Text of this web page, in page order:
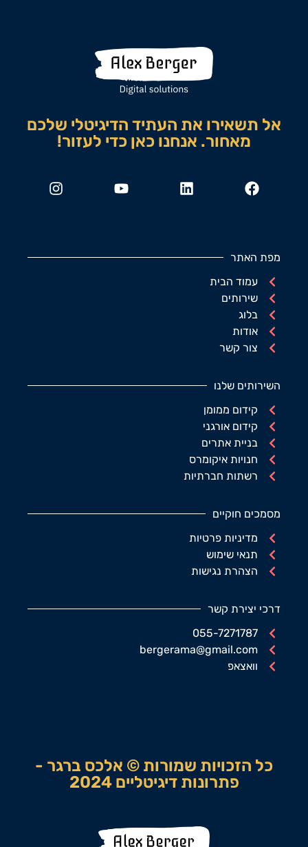
אל תשאירו את העתיד הדיגיטלי שלכם
מאחור. אנחנו כאן כדי לעזור!
מפת האתר
עמוד הבית
שירותים
בלוג
אודות
צור קשר
השירותים שלנו
קידום ממומן
קידום אורגני
בניית אתרים
חנויות איקומרס
רשתות חברתיות
מסמכים חוקיים
מדיניות פרטיות
תנאי שימוש
הצהרת נגישות
דרכי יצירת קשר
055-7271787
bergerama@gmail.com
וואצאפ
כל הזכויות שמורות © אלכס ברגר -
פתרונות דיגיטליים 2024